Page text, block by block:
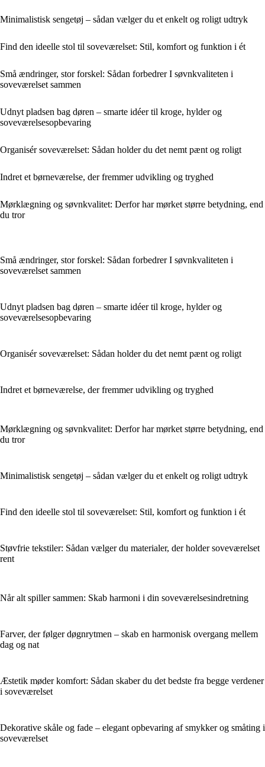
Minimalistisk sengetøj – sådan vælger du et enkelt og roligt udtryk
Find den ideelle stol til soveværelset: Stil, komfort og funktion i ét
Små ændringer, stor forskel: Sådan forbedrer I søvnkvaliteten i
soveværelset sammen
Udnyt pladsen bag døren – smarte idéer til kroge, hylder og
soveværelsesopbevaring
Organisér soveværelset: Sådan holder du det nemt pænt og roligt
Indret et børneværelse, der fremmer udvikling og tryghed
Mørklægning og søvnkvalitet: Derfor har mørket større betydning, end
du tror
Små ændringer, stor forskel: Sådan forbedrer I søvnkvaliteten i
soveværelset sammen
Udnyt pladsen bag døren – smarte idéer til kroge, hylder og
soveværelsesopbevaring
Organisér soveværelset: Sådan holder du det nemt pænt og roligt
Indret et børneværelse, der fremmer udvikling og tryghed
Mørklægning og søvnkvalitet: Derfor har mørket større betydning, end
du tror
Minimalistisk sengetøj – sådan vælger du et enkelt og roligt udtryk
Find den ideelle stol til soveværelset: Stil, komfort og funktion i ét
Støvfrie tekstiler: Sådan vælger du materialer, der holder soveværelset
rent
Når alt spiller sammen: Skab harmoni i din soveværelsesindretning
Farver, der følger døgnrytmen – skab en harmonisk overgang mellem
dag og nat
Æstetik møder komfort: Sådan skaber du det bedste fra begge verdener
i soveværelset
Dekorative skåle og fade – elegant opbevaring af smykker og småting i
soveværelset